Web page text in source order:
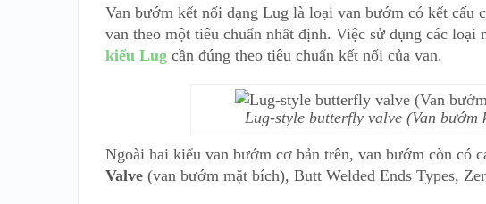
Van bướm kết nối dạng Lug là loại van bướm có kết cấu
van theo một tiêu chuẩn nhất định. Việc sử dụng các loại
kiểu Lug cần đúng theo tiêu chuẩn kết nối của van.
Lug-style butterfly valve (Van bướm
Ngoài hai kiểu van bướm cơ bản trên, van bướm còn có
Valve (van bướm mặt bích), Butt Welded Ends Types,